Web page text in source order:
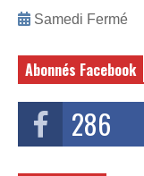
Samedi Fermé
Abonnés Facebook
286